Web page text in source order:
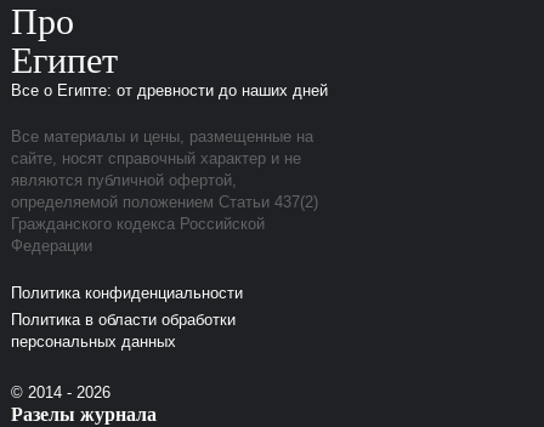
Про
Египет
Все о Египте: от древности до наших дней
Все материалы и цены, размещенные на
сайте, носят справочный характер и не
являются публичной офертой,
определяемой положением Статьи 437(2)
Гражданского кодекса Российской
Федерации
Политика конфиденциальности
Политика в области обработки
персональных данных
© 2014 - 2026
Разелы журнала